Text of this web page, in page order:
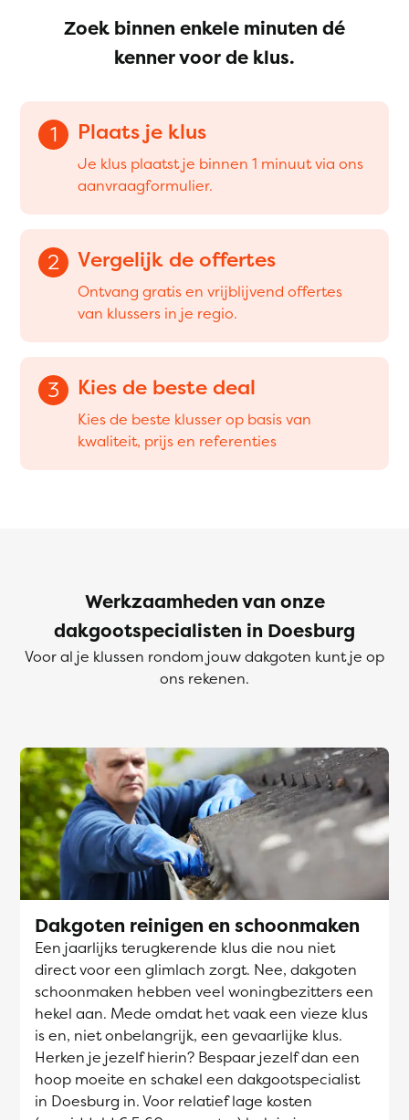
Zoek binnen enkele minuten dé
kenner voor de klus.
1 Plaats je klus
Je klus plaatst je binnen 1 minuut via ons
aanvraagformulier.
2 Vergelijk de offertes
Ontvang gratis en vrijblijvend offertes
van klussers in je regio.
3 Kies de beste deal
Kies de beste klusser op basis van
kwaliteit, prijs en referenties
Werkzaamheden van onze
dakgootspecialisten in Doesburg
Voor al je klussen rondom jouw dakgoten kunt je op
ons rekenen.
Dakgoten reinigen en schoonmaken
Een jaarlijks terugkerende klus die nou niet
direct voor een glimlach zorgt. Nee, dakgoten
schoonmaken hebben veel woningbezitters een
hekel aan. Mede omdat het vaak een vieze klus
is en, niet onbelangrijk, een gevaarlijke klus.
Herken je jezelf hierin? Bespaar jezelf dan een
hoop moeite en schakel een dakgootspecialist
in Doesburg in. Voor relatief lage kosten